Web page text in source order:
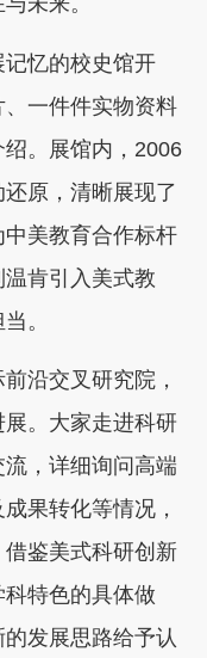
忆的校史馆开
一件件实物资料
。展馆内，2006
原，清晰展现了
美教育合作标杆
肯引入美式教
。
沿交叉研究院，
。大家走进科研
，详细询问高端
果转化等情况，
鉴美式科研创新
特色的具体做
发展思路给予认